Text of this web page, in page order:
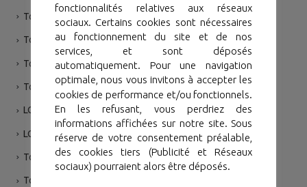
Toyota RAV 4
Toyota Hilux
Toyota Hilux Single
Toyota Prado
LC 79
LC 76
Toyota Fortuner
Toyota Land Cruiser VX
fonctionnalités relatives aux réseaux
sociaux. Certains cookies sont nécessaires
au fonctionnement du site et de nos
services, et sont déposés
automatiquement. Pour une navigation
optimale, nous vous invitons à accepter les
cookies de performance et/ou fonctionnels.
En les refusant, vous perdriez des
informations affichées sur notre site. Sous
réserve de votre consentement préalable,
des cookies tiers (Publicité et Réseaux
sociaux) pourraient alors être déposés.